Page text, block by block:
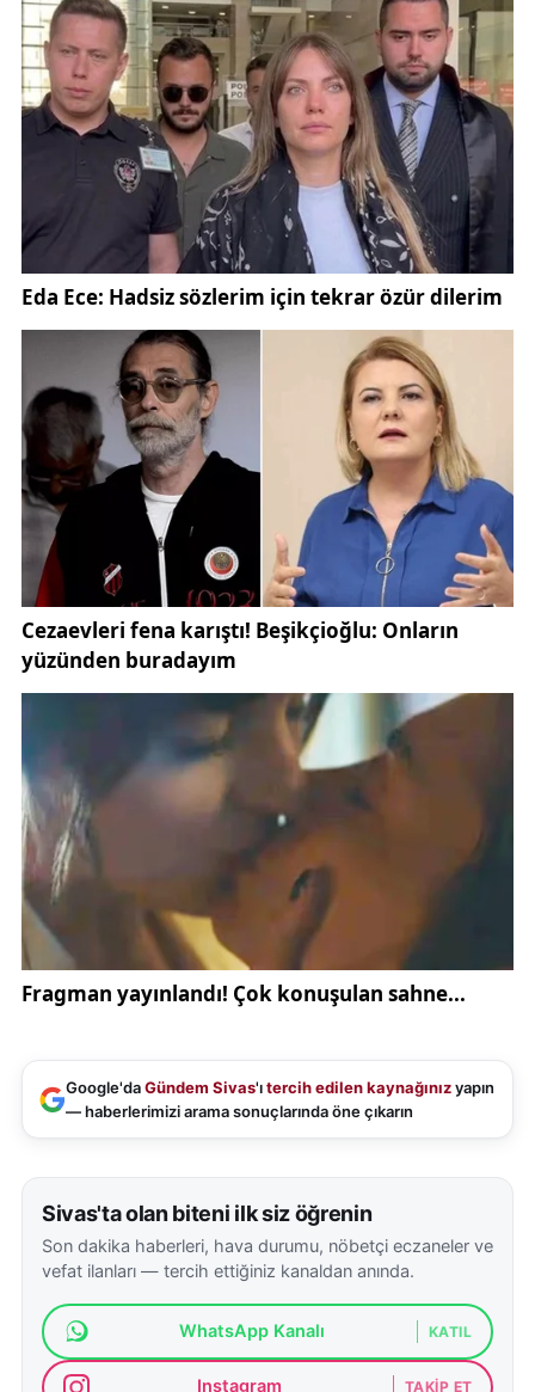
Google'daGündem Sivas'ıtercih edilen kaynağınızyapın
— haberlerimizi arama sonuçlarında öne çıkarın
Sivas'ta olan biteni ilk siz öğrenin
Son dakika haberleri, hava durumu, nöbetçi eczaneler ve
vefat ilanları — tercih ettiğiniz kanaldan anında.
WhatsApp Kanalı KATIL
Instagram TAKIP ET